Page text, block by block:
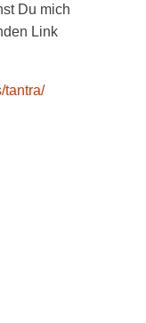
Du mich
Link
tantra/